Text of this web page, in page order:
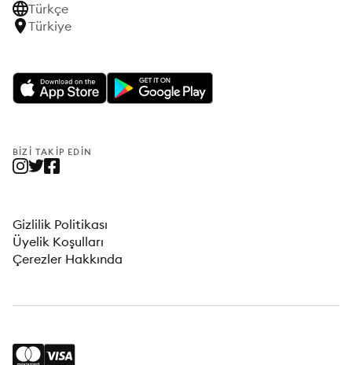
Türkçe
Türkiye
BIZI TAKIP EDIN
Gizlilik Politikası
Üyelik Koşulları
Çerezler Hakkında